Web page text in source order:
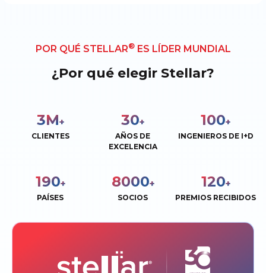
POR QUÉ STELLAR®ES LÍDER MUNDIAL
¿Por qué elegir Stellar?
3M+
CLIENTES
30+
AÑOS DE
EXCELENCIA
100+
INGENIEROS DE I+D
190+
PAÍSES
8000+
SOCIOS
120+
PREMIOS RECIBIDOS